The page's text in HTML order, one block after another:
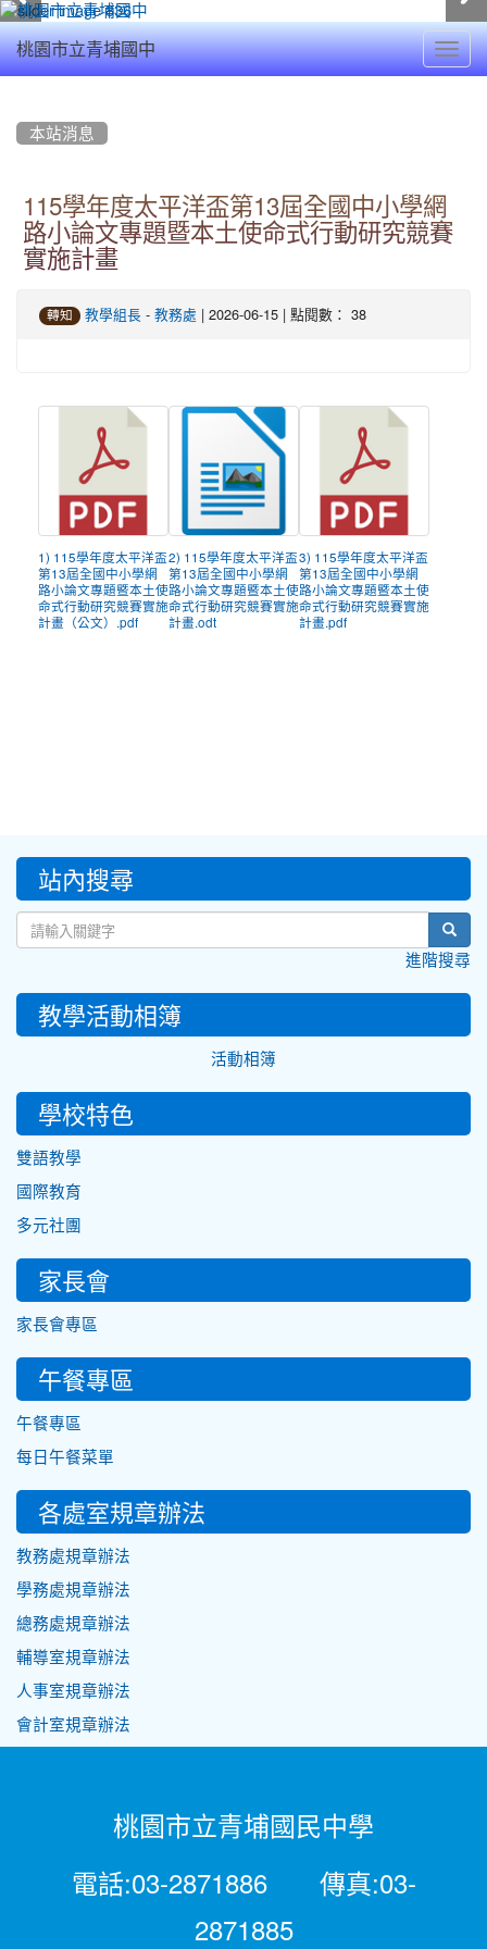
桃園市立青埔國中
本站消息
115學年度太平洋盃第13屆全國中小學網
路小論文專題暨本土使命式行動研究競賽
實施計畫
轉知 教學組長 - 教務處 | 2026-06-15 | 點閱數： 38
1) 115學年度太平洋盃
第13屆全國中小學網
路小論文專題暨本土使
命式行動研究競賽實施
計畫（公文）.pdf
2) 115學年度太平洋盃
第13屆全國中小學網
路小論文專題暨本土使
命式行動研究競賽實施
計畫.odt
3) 115學年度太平洋盃
第13屆全國中小學網
路小論文專題暨本土使
命式行動研究競賽實施
計畫.pdf
::: 站內搜尋
進階搜尋
教學活動相簿
活動相簿
學校特色
雙語教學
國際教育
多元社團
家長會
家長會專區
午餐專區
午餐專區
每日午餐菜單
各處室規章辦法
教務處規章辦法
學務處規章辦法
總務處規章辦法
輔導室規章辦法
人事室規章辦法
會計室規章辦法
桃園市立青埔國民中學
電話:03-2871886 傳真:03-
2871885